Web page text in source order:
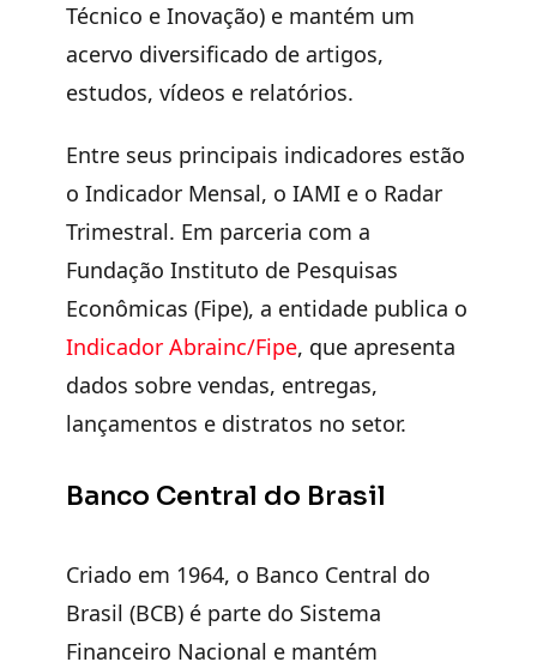
Técnico e Inovação) e mantém um
acervo diversificado de artigos,
estudos, vídeos e relatórios.
Entre seus principais indicadores estão
o Indicador Mensal, o IAMI e o Radar
Trimestral. Em parceria com a
Fundação Instituto de Pesquisas
Econômicas (Fipe), a entidade publica o
Indicador Abrainc/Fipe, que apresenta
dados sobre vendas, entregas,
lançamentos e distratos no setor.
Banco Central do Brasil
Criado em 1964, o Banco Central do
Brasil (BCB) é parte do Sistema
Financeiro Nacional e mantém